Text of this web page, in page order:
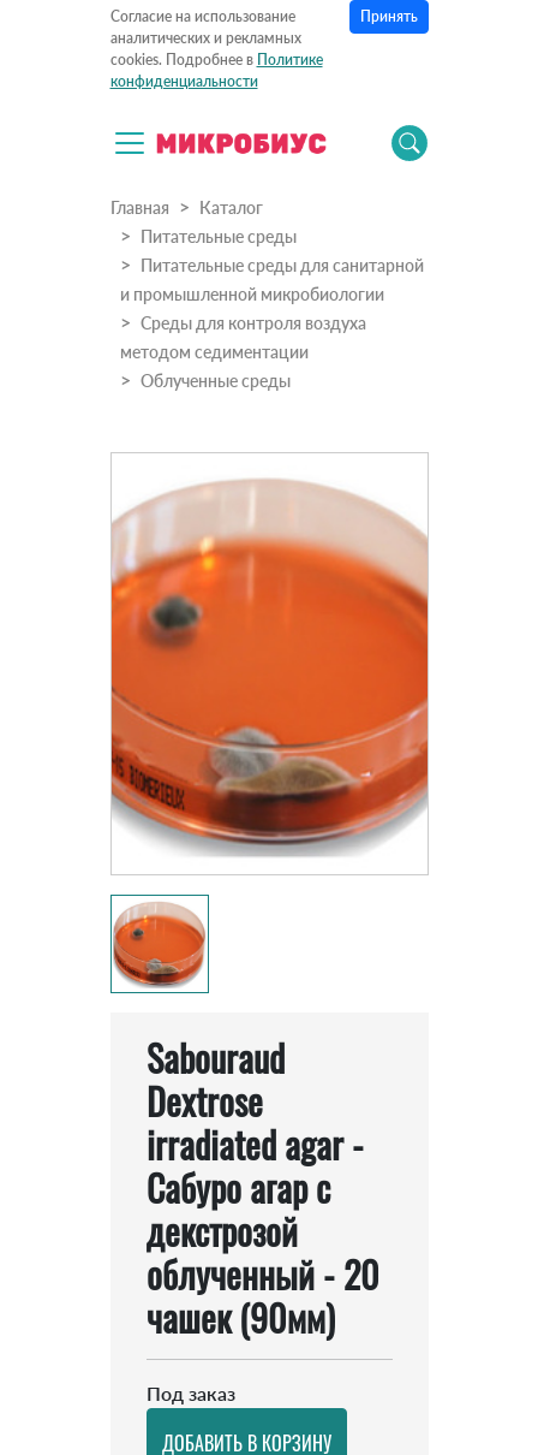
Согласие на использование
аналитических и рекламных
cookies. Подробнее в Политике
конфиденциальности
Принять
Главная
Каталог
Питательные среды
Питательные среды для санитарной
и промышленной микробиологии
Среды для контроля воздуха
методом седиментации
Облученные среды
Sabouraud
Dextrose
irradiated agar -
Сабуро агар с
декстрозой
облученный - 20
чашек (90мм)
Под заказ